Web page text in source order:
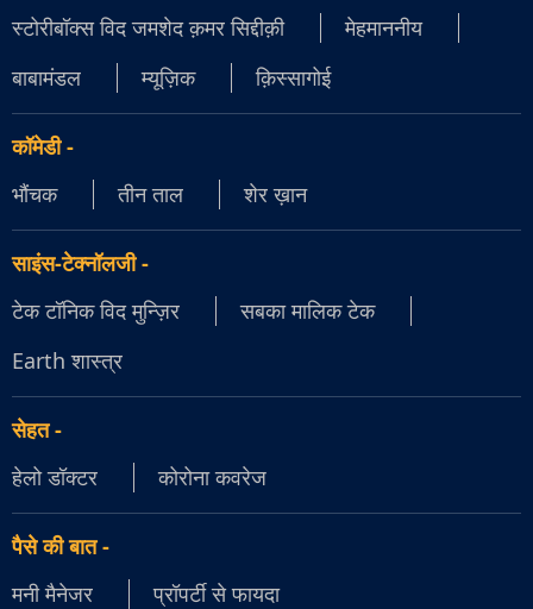
स्टोरीबॉक्स विद जमशेद क़मर सिद्दीक़ी
मेहमाननीय
बाबामंडल
म्यूज़िक क़िस्सागोई
कॉमेडी-
भौंचक
तीन ताल शेर ख़ान
साइंस-टेक्नॉलजी-
टेक टॉनिक विद मुन्ज़िर
सबका मालिक टेक
Earth शास्त्र
सेहत-
हेलो डॉक्टर
कोरोना कवरेज
पैसे की बात-
मनी मैनेजर
प्रॉपर्टी से फायदा